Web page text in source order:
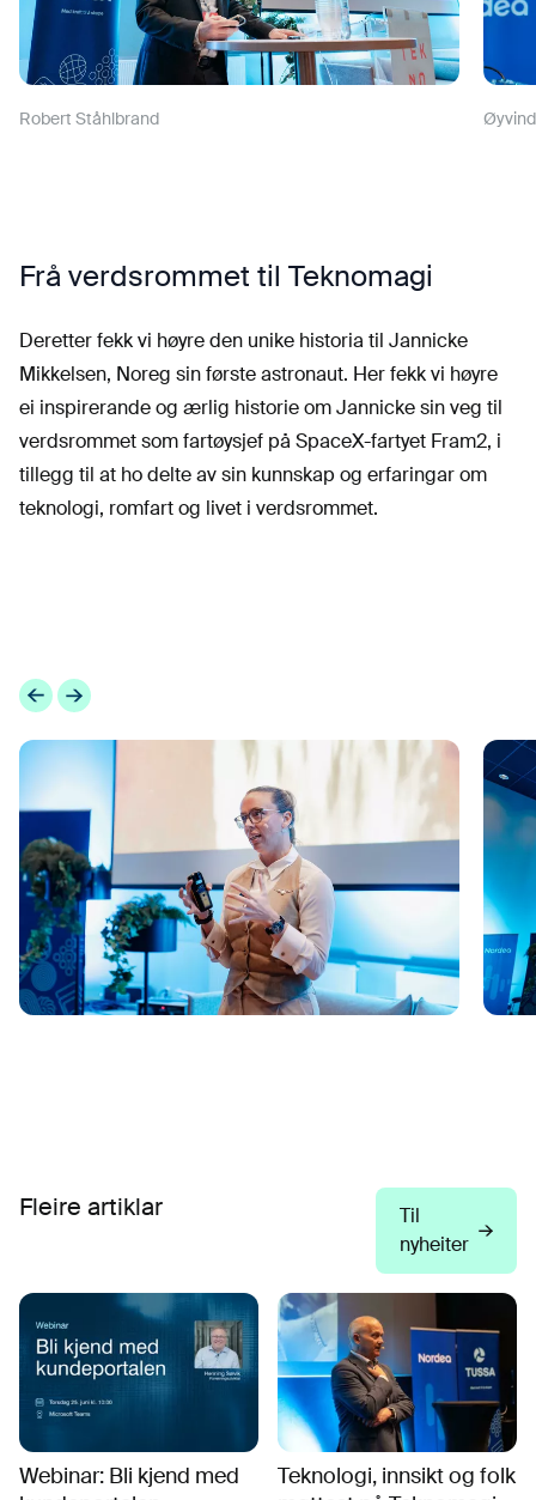
Robert Ståhlbrand
Frå verdsrommet til Teknomagi
Deretter fekk vi høyre den unike historia til Jannicke
Mikkelsen, Noreg sin første astronaut. Her fekk vi høyre
ei inspirerande og ærlig historie om Jannicke sin veg til
verdsrommet som fartøysjef på SpaceX-fartyet Fram2, i
tillegg til at ho delte av sin kunnskap og erfaringar om
teknologi, romfart og livet i verdsrommet.
Fleire artiklar
Til
nyheiter
Webinar: Bli kjend med
Teknologi, innsikt og folk